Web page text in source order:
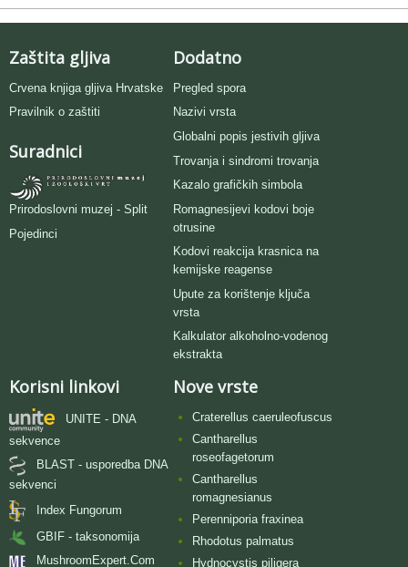
Zaštita gljiva
Crvena knjiga gljiva Hrvatske
Pravilnik o zaštiti
Suradnici
Prirodoslovni muzej - Split
Pojedinci
Dodatno
Pregled spora
Nazivi vrsta
Globalni popis jestivih gljiva
Trovanja i sindromi trovanja
Kazalo grafičkih simbola
Romagnesijevi kodovi boje
otrusine
Kodovi reakcija krasnica na
kemijske reagense
Upute za korištenje ključa
vrsta
Kalkulator alkoholno-vodenog
ekstrakta
Korisni linkovi
UNITE - DNA
sekvence
BLAST - usporedba DNA
sekvenci
Index Fungorum
GBIF - taksonomija
MushroomExpert.Com
Nove vrste
Craterellus caeruleofuscus
Cantharellus
roseofagetorum
Cantharellus
romagnesianus
Perenniporia fraxinea
Rhodotus palmatus
Hydnocystis piligera